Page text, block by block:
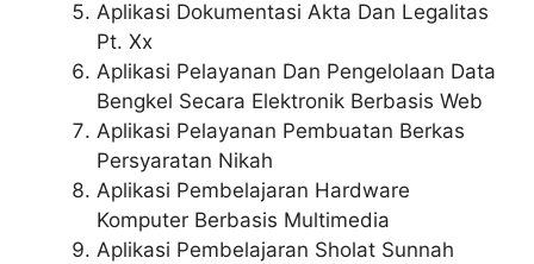
Aplikasi Dokumentasi Akta Dan Legalitas
Pt. Xx
Aplikasi Pelayanan Dan Pengelolaan Data
Bengkel Secara Elektronik Berbasis Web
Aplikasi Pelayanan Pembuatan Berkas
Persyaratan Nikah
Aplikasi Pembelajaran Hardware
Komputer Berbasis Multimedia
Aplikasi Pembelajaran Sholat Sunnah